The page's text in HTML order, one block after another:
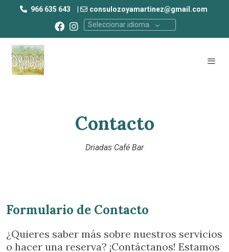
966 635 643
consulozoyamartinez@gmail.com
Seleccionar idioma
Contacto
Driadas Café Bar
Formulario de Contacto
¿Quieres saber más sobre nuestros servicios
o hacer una reserva? ¡Contáctanos! Estamos